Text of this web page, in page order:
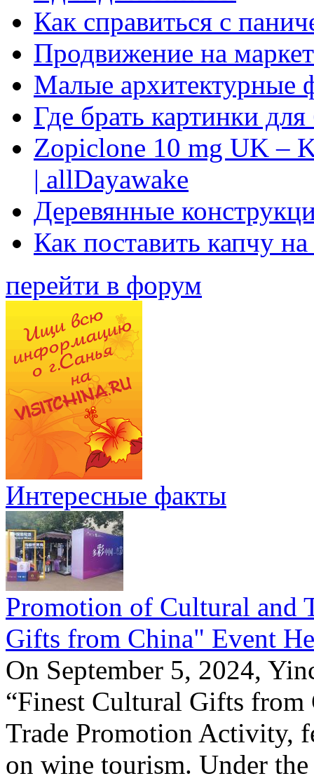
Как справиться с
Продвижение на
Малые архитектурные
Где брать картинки
Zopiclone 10 mg UK –
| allDayawake
Деревянные
Как поставить капчу
перейти в форум
Интересные факты
Promotion of Cultural and
Gifts from China" Event
On September 5, 2024,
“Finest Cultural Gifts from
Trade Promotion Activity,
on wine tourism. Under